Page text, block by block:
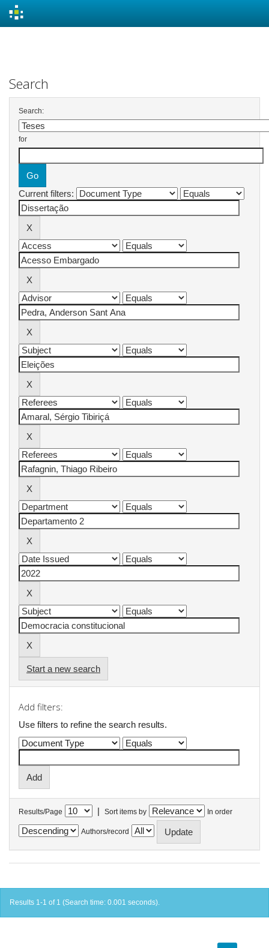
Search
Search:
for
Current filters:
Start a new search
Add filters:
Use filters to refine the search results.
Results/Page | Sort items by In order
Authors/record
Results 1-1 of 1 (Search time: 0.001 seconds).